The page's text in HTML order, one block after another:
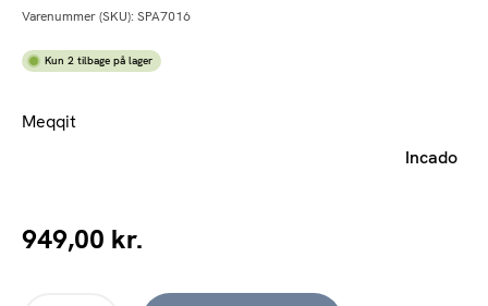
Varenummer (SKU): SPA7016
Kun 2 tilbage på lager
Meqqit
Incado
949,00 kr.